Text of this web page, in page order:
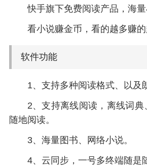
快手旗下免费阅读产品，海量
看小说赚金币，看的越多赚的
软件功能
1、支持多种阅读格式、以及
2、支持离线阅读，离线词
随地阅读。
3、海量图书、网络小说。
4、云同步，一号多终端随是